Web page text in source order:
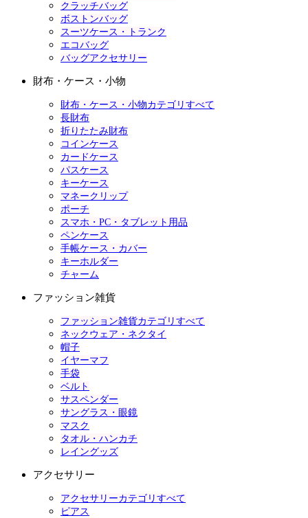
クラッチバッグ
ボストンバッグ
スーツケース・トランク
エコバッグ
バッグアクセサリー
財布・ケース・小物
財布・ケース・小物カテゴリすべて
長財布
折りたたみ財布
コインケース
カードケース
パスケース
キーケース
マネークリップ
ポーチ
スマホ・PC・タブレット用品
ペンケース
手帳ケース・カバー
キーホルダー
チャーム
ファッション雑貨
ファッション雑貨カテゴリすべて
ネックウェア・ネクタイ
帽子
イヤーマフ
手袋
ベルト
サスペンダー
サングラス・眼鏡
マスク
タオル・ハンカチ
レイングッズ
アクセサリー
アクセサリーカテゴリすべて
ピアス